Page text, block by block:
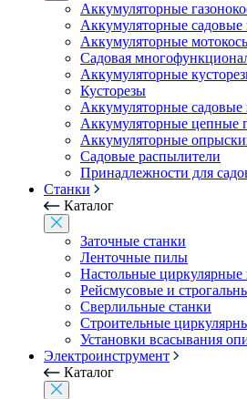
Аккумуляторные
Аккумуляторные садовые
Аккумуляторные
Садовая
Аккумуляторные
Кусторезы
Аккумуляторные
Аккумуляторные цепные
Аккумуляторные
Садовые распылители
Принадлежности для
Станки
Каталог
Заточные станки
Ленточные пилы
Настольные
Рейсмусовые и
Сверлильные станки
Строительные
Установки всасывания
Электроинструмент
Каталог